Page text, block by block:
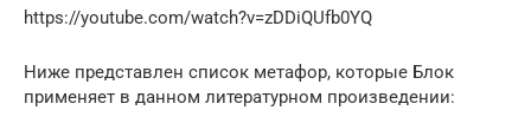
https://youtube.com/watch?v=zDDiQUfb0YQ
Ниже представлен список метафор, которые Блок
применяет в данном литературном произведении: